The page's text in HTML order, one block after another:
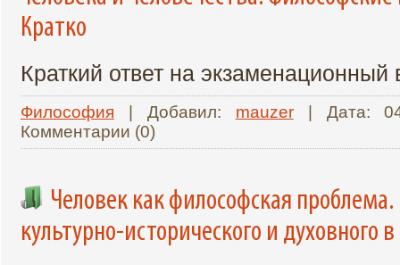
Кратко
Краткий ответ на
Философия | Добавил: mauzer| Дата:
Комментарии (0)
Человек как философская
культурно-исторического и духовного